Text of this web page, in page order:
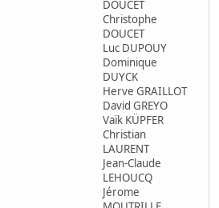
DOUCET
Christophe
DOUCET
Luc DUPOUY
Dominique
DUYCK
Herve GRAILLOT
David GREYO
Vaïk KÜPFER
Christian
LAURENT
Jean-Claude
LEHOUCQ
Jérome